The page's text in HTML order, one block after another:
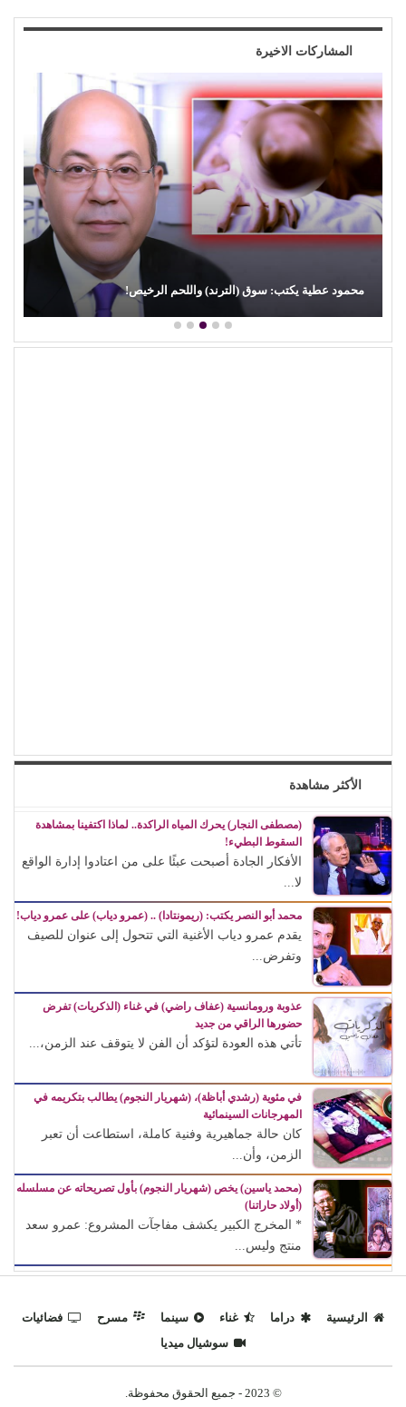
المشاركات الاخيرة
محمود عطية يكتب: سوق (الترند) واللحم الرخيص!
الأكثر مشاهدة
(مصطفى النجار) يحرك المياه الراكدة.. لماذا اكتفينا بمشاهدة
السقوط البطيء!
الأفكار الجادة أصبحت عبئًا على من اعتادوا إدارة الواقع
لا...
محمد أبو النصر يكتب: (ريمونتادا) .. (عمرو دياب) على عمرو دياب!
يقدم عمرو دياب الأغنية التي تتحول إلى عنوان للصيف
وتفرض...
عذوبة ورومانسية (عفاف راضي) في غناء (الذكريات) تفرض
حضورها الراقي من جديد
تأتي هذه العودة لتؤكد أن الفن لا يتوقف عند الزمن،...
في مئوية (رشدي أباظة)، (شهريار النجوم) يطالب بتكريمه في
المهرجانات السينمائية
كان حالة جماهيرية وفنية كاملة، استطاعت أن تعبر
الزمن، وأن...
(محمد ياسين) يخص (شهريار النجوم) بأول تصريحاته عن مسلسله
(أولاد حاراتنا)
* المخرج الكبير يكشف مفاجآت المشروع: عمرو سعد
منتج وليس...
الرئيسية دراما غناء سينما مسرح
فضائيات
سوشيال ميديا
© 2023 - جميع الحقوق محفوظة.